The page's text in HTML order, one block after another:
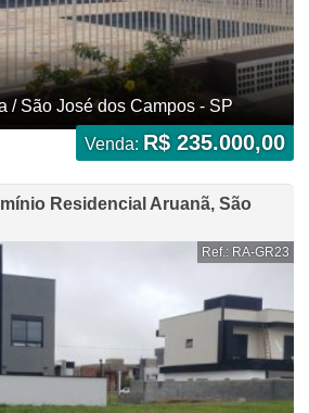
/ São José dos Campos - SP
Venda: R$ 235.000,00
Residencial Aruanã, São
Ref.: RA-GR23